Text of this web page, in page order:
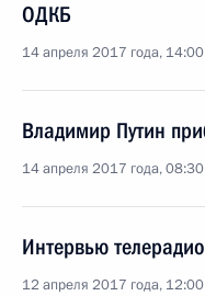
ОДКБ
14 апреля 2017 года, 14:00
Владимир Путин
14 апреля 2017 года, 08:30
Интервью
12 апреля 2017 года, 12:00